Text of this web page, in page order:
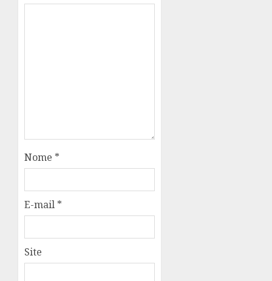
Nome *
E-mail *
Site